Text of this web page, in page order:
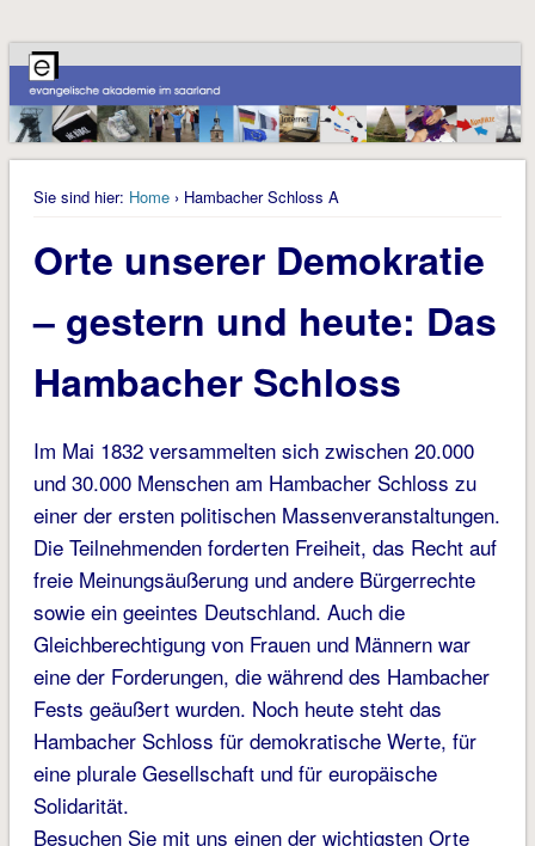
Sie sind hier: Home› Hambacher Schloss A
Orte unserer Demokratie
– gestern und heute: Das
Hambacher Schloss
Im Mai 1832 versammelten sich zwischen 20.000
und 30.000 Menschen am Hambacher Schloss zu
einer der ersten politischen Massenveranstaltungen.
Die Teilnehmenden forderten Freiheit, das Recht auf
freie Meinungsäußerung und andere Bürgerrechte
sowie ein geeintes Deutschland. Auch die
Gleichberechtigung von Frauen und Männern war
eine der Forderungen, die während des Hambacher
Fests geäußert wurden. Noch heute steht das
Hambacher Schloss für demokratische Werte, für
eine plurale Gesellschaft und für europäische
Solidarität.
Besuchen Sie mit uns einen der wichtigsten Orte